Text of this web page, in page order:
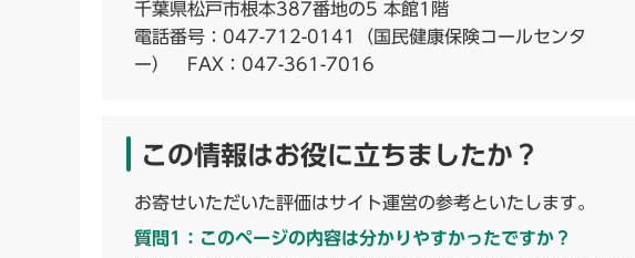
千葉県松戸市根本387番地の5 本館1階
電話番号： 047-712-0141
（国民健康保険コールセンタ
ー） FAX：047-361-7016
この情報はお役に立ちましたか？
お寄せいただいた評価はサイト運営の参考といたします。
質問1：このページの内容は分かりやすかったですか？